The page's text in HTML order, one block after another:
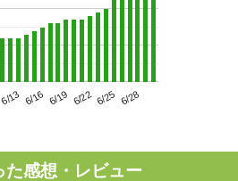
6/13 6/16 6/19 6/22 6/25 6/28
感想・レビュー